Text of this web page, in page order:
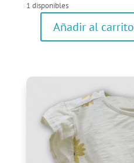
1 disponibles
CamisetaAñadir al carrito